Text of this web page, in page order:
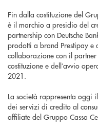
Fin dalla costituzione del
è il marchio a presidio del
partnership con Deutsche
prodotti a brand Prestipay e
collaborazione con il
costituzione e dell’avvio
2021.
La società rappresenta
dei servizi di credito al
affiliate del Gruppo Cassa